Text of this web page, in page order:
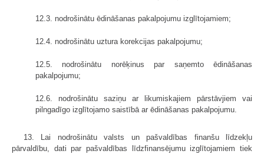
12.3. nodrošinātu ēdināšanas pakalpojumu izglītojamiem;
12.4. nodrošinātu uztura korekcijas pakalpojumu;
12.5. nodrošinātu norēķinus par saņemto ēdināšanas
pakalpojumu;
12.6. nodrošinātu saziņu ar likumiskajiem pārstāvjiem vai
pilngadīgo izglītojamo saistībā ar ēdināšanas pakalpojumu.
13. Lai nodrošinātu valsts un pašvaldības finanšu līdzekļu
pārvaldību, dati par pašvaldības līdzfinansējumu izglītojamiem tiek